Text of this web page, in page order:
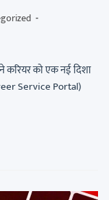
को एक नई दिशा
Service Portal)